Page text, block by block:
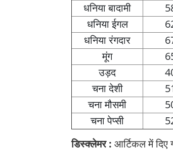
धनिया बादामी
धनिया ईगल
धनिया रंगदार
मूंग
उड़द
चना देशी
चना मौसमी
चना पेप्सी
डिस्क्लेमर : आर्टिकल में दिए